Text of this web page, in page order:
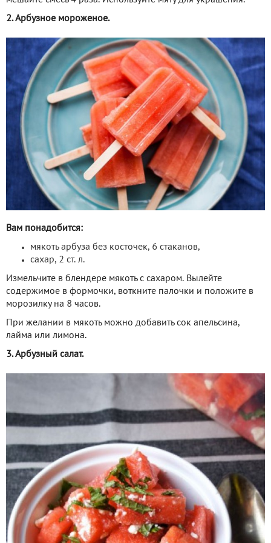
2. Арбузное мороженое.
Вам понадобится:
мякоть арбуза без косточек, 6 стаканов,
сахар, 2 ст. л.
Измельчите в блендере мякоть с сахаром. Вылейте
содержимое в формочки, воткните палочки и положите в
морозилку на 8 часов.
При желании в мякоть можно добавить сок апельсина,
лайма или лимона.
3. Арбузный салат.